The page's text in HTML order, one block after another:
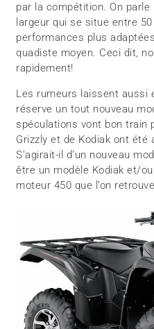
par la compétition. On parle
largeur qui se situe entre
performances plus
quadiste moyen. Ceci dit,
rapidement!
Les rumeurs laissent aussi
réserve un tout nouveau
spéculations vont bon train
Grizzly et de Kodiak ont été
S’agirait-il d’un nouveau
être un modèle Kodiak et/
moteur 450 que l’on